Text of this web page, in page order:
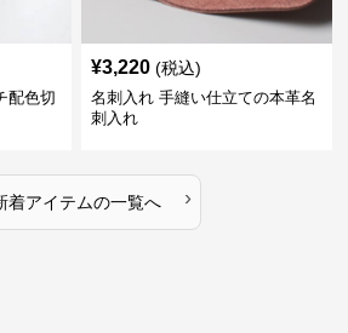
配色切
¥3,220 (税込)
名刺入れ 手縫い仕立ての本革名
刺入れ
着アイテムの一覧へ ›